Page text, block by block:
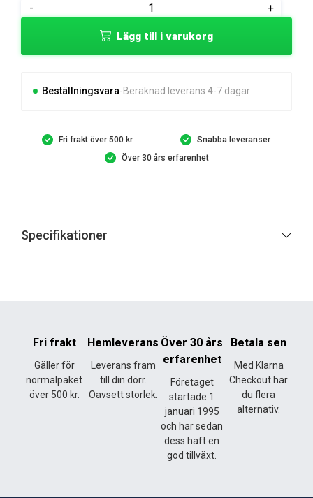
-
CONTROL
FOR
+
Lägg till i varukorg
Beställningsvara Beräknad leverans 4-7 dagar
Fri frakt över 500 kr
Snabba leveranser
Över 30 års erfarenhet
Specifikationer
Fri frakt
Gäller för
normalpaket
över 500 kr.
Hemleverans
Leverans fram
till din dörr.
Oavsett storlek.
Över 30 års
erfarenhet
Företaget
startade 1
januari 1995
och har sedan
dess haft en
god tillväxt.
Betala sen
Med Klarna
Checkout har
du flera
alternativ.